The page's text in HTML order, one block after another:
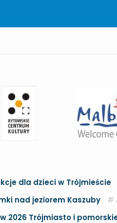
dla dzieci w Trójmieście
nad jeziorem Kaszuby
2026 Trójmiasto i